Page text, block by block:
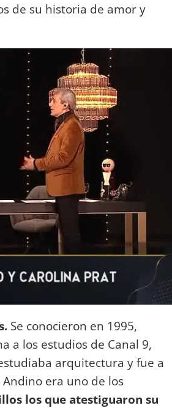
de su historia de amor y
Se conocieron en 1995,
a los estudios de Canal 9,
arquitectura y fue a
era uno de los
los que atestiguaron su